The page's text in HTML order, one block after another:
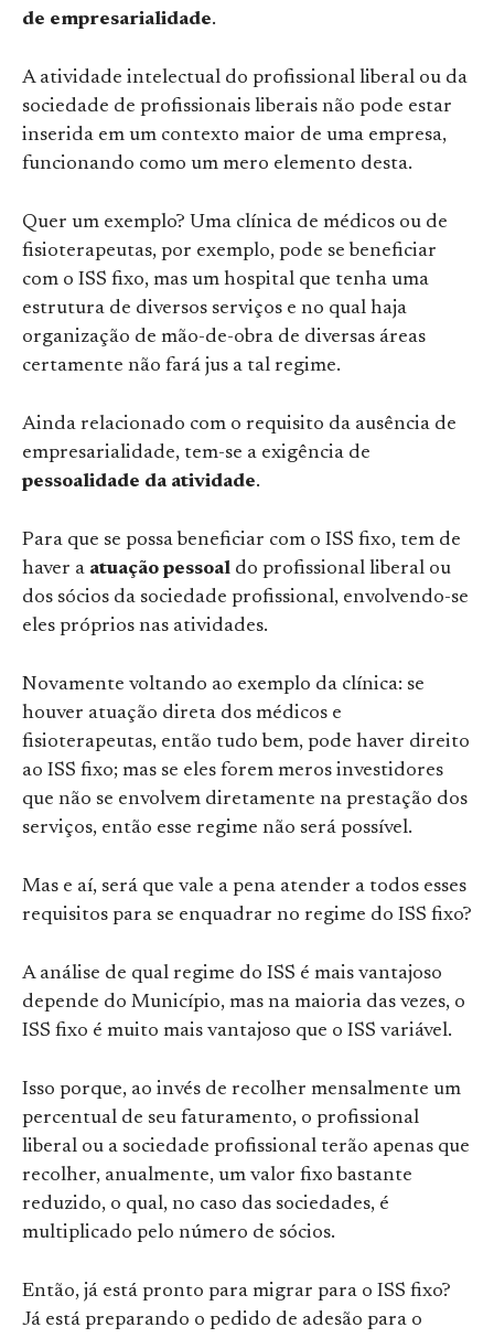
de empresarialidade.
A atividade intelectual do profissional liberal ou da
sociedade de profissionais liberais não pode estar
inserida em um contexto maior de uma empresa,
funcionando como um mero elemento desta.
Quer um exemplo? Uma clínica de médicos ou de
fisioterapeutas, por exemplo, pode se beneficiar
com o ISS fixo, mas um hospital que tenha uma
estrutura de diversos serviços e no qual haja
organização de mão-de-obra de diversas áreas
certamente não fará jus a tal regime.
Ainda relacionado com o requisito da ausência de
empresarialidade, tem-se a exigência de
pessoalidade da atividade.
Para que se possa beneficiar com o ISS fixo, tem de
haver a atuação pessoal do profissional liberal ou
dos sócios da sociedade profissional, envolvendo-se
eles próprios nas atividades.
Novamente voltando ao exemplo da clínica: se
houver atuação direta dos médicos e
fisioterapeutas, então tudo bem, pode haver direito
ao ISS fixo; mas se eles forem meros investidores
que não se envolvem diretamente na prestação dos
serviços, então esse regime não será possível.
Mas e aí, será que vale a pena atender a todos esses
requisitos para se enquadrar no regime do ISS fixo?
A análise de qual regime do ISS é mais vantajoso
depende do Município, mas na maioria das vezes, o
ISS fixo é muito mais vantajoso que o ISS variável.
Isso porque, ao invés de recolher mensalmente um
percentual de seu faturamento, o profissional
liberal ou a sociedade profissional terão apenas que
recolher, anualmente, um valor fixo bastante
reduzido, o qual, no caso das sociedades, é
multiplicado pelo número de sócios.
Então, já está pronto para migrar para o ISS fixo?
Já está preparando o pedido de adesão para o